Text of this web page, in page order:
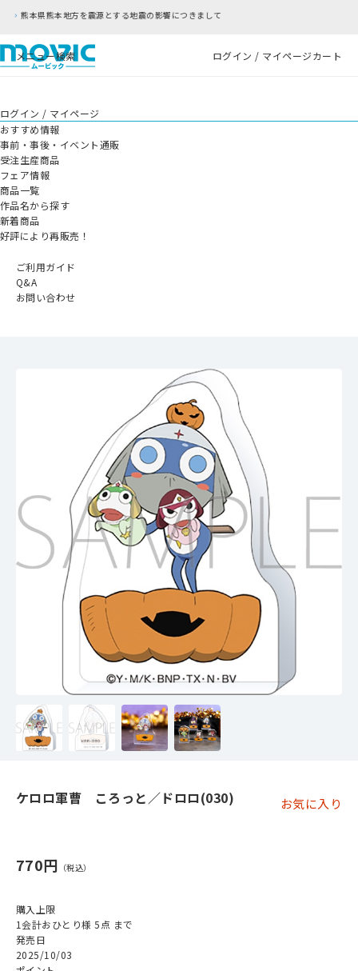
の影響につきまして
メニュー検索 ログイン / マイページカート
ログイン / マイページ
おすすめ情報
事前・事後・イベント通販
受注生産商品
フェア情報
商品一覧
作品名から探す
新着商品
好評により再販売！
ご利用ガイド
Q&A
お問い合わせ
ケロロ軍曹 ころっと／ドロロ(030) お気に入り
770円
購入上限
1会計おひとり様 5点 まで
発売日
2025/10/03